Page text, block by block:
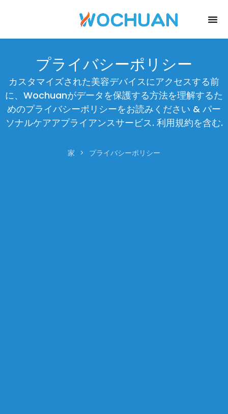
プライバシーポリシー
カスタマイズされた美容デバイスにアクセスする前
に、Wochuanがデータを保護する方法を理解するた
めのプライバシーポリシーをお読みください & パー
ソナルケアアプライアンスサービス. 利用規約を含む.
家 > プライバシーポリシー